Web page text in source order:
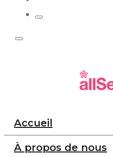
Accueil
À propos de nous